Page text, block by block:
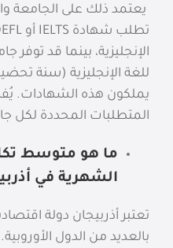
يعتمد ذلك على
الإنجليزية، بينما قد
للغة الإنجليزية (سنة
يملكون هذه الشهادات.
المتطلبات المحددة لكل
ما هو متوسط
الشهرية في
تعتبر أذربيجان دولة
بالعديد من الدول